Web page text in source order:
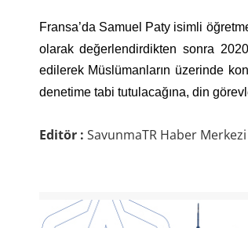
Fransa’da Samuel Paty isimli
olarak değerlendirdikten sonra
edilerek Müslümanların üzerinde
denetime tabi tutulacağına, din
Editör : SavunmaTR Haber Merkezi